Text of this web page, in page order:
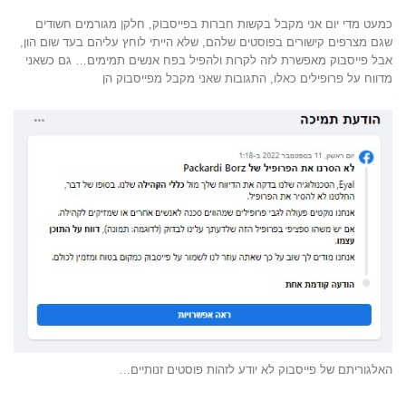
כמעט מדי יום אני מקבל בקשות חברות בפייסבוק, חלקן מגורמים חשודים
שגם מצרפים קישורים בפוסטים שלהם, שלא הייתי לוחץ עליהם בעד שום הון,
אבל פייסבוק מאפשרת לזה לקרות ולהפיל בפח אנשים תמימים… גם כשאני
מדווח על פרופילים כאלו, התגובות שאני מקבל מפייסבוק הן
האלגוריתם של פייסבוק לא יודע לזהות פוסטים זנותיים…